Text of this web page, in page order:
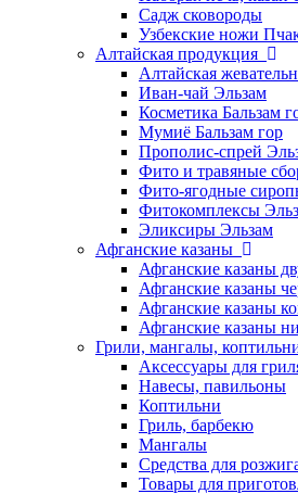
Садж сковороды
Узбекские ножи
Алтайская продукция
Алтайская
Иван-чай Эльзам
Косметика Бальзам
Мумиё Бальзам гор
Прополис-спрей
Фито и травяные
Фито-ягодные
Фитокомплексы
Эликсиры Эльзам
Афганские казаны
Афганские казаны
Афганские казаны
Афганские казаны
Афганские казаны
Грили, мангалы,
Аксессуары для
Навесы, павильоны
Коптильни
Гриль, барбекю
Мангалы
Средства для
Товары для